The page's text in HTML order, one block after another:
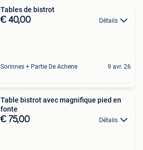
Tables de bistrot
€ 40,00 Détails
Sorinnes + Partie De Achene 9 avr. 26
Table bistrot avec magnifique pied en
fonte
€ 75,00 Détails